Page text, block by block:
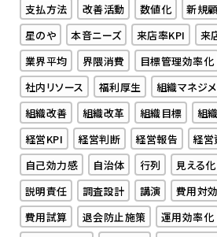
支払方法
改善活動 数値化 新規
星のや
本音ニーズ 来店率KPI 来
業界平均
界隈消費 目標管理効率化
社内リソース
福利厚生 組織マネジ
組織改善
組織改革 組織目標 組
経営KPI
経営判断 経営報告 経営
自己効力感
自治体 行列 見える化
説明責任
調査設計 講演 費用対
費用試算
退会防止施策 運用効率化